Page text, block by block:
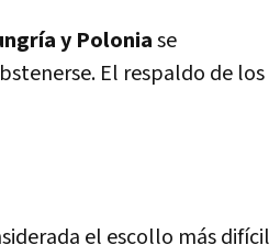
y Poloniase
El respaldo de los
el escollo más difícil